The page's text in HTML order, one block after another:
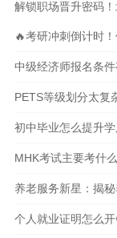
解锁职场晋升密码
🔥考研冲刺倒计时
中级经济师报名条
PETS等级划分太复
初中毕业怎么提升
MHK考试主要考什
养老服务新星：揭
个人就业证明怎么